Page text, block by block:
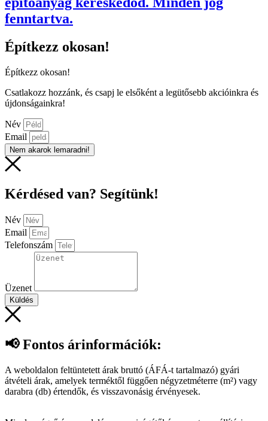
fenntartva.
Építkezz okosan!
Építkezz okosan!
Csatlakozz hozzánk, és csapj le elsőként a legütősebb akcióinkra és
újdonságainkra!
Név
Email
Nem akarok lemaradni!
Kérdésed van? Segítünk!
Név
Email
Telefonszám
Üzenet
Küldés
📢 Fontos árinformációk:
A weboldalon feltüntetett árak bruttó (ÁFÁ-t tartalmazó) gyári
átvételi árak, amelyek terméktől függően négyzetméterre (m²) vagy
darabra (db) értendők, és visszavonásig érvényesek.